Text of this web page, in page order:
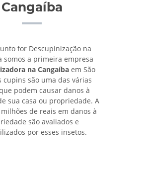
Cangaíba
for Descupinização na
somos a primeira empresa
na Cangaíbaem São
cupins são uma das várias
podem causar danos à
sua casa ou propriedade. A
de reais em danos à
são avaliados e
por esses insetos.